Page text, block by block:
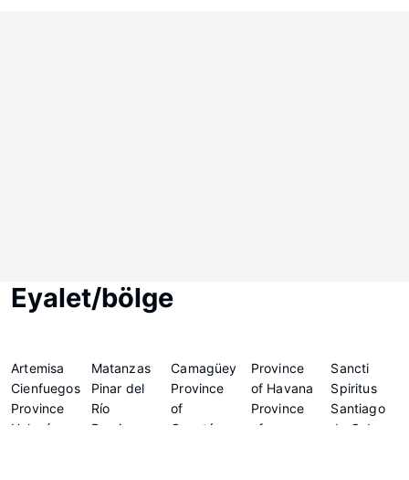
Eyalet/bölge
Artemisa
Cienfuegos
Province
Holguín
Matanzas
Pinar del
Río
Province
Camagüey
Province
of
Guantánamo
Province
of Havana
Province
of
Sancti
Spiritus
Santiago
de Cuba